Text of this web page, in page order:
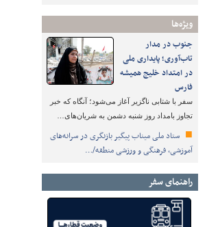
ویژه‌ها
جنوب در مدار
تاب‌آوری؛ پایداری ملی
در امتداد خلیج همیشه
فارس
سفر با شتابی ناگزیر آغاز می‌شود؛ آنگاه که خبر
تجاوز بامداد روز شنبه دشمن به شریان‌های…
ستاد ملی میناب پیگیر بازنگری در سرانه‌های
آموزشی، فرهنگی و ورزشی منطقه/…
راهنمای سفر